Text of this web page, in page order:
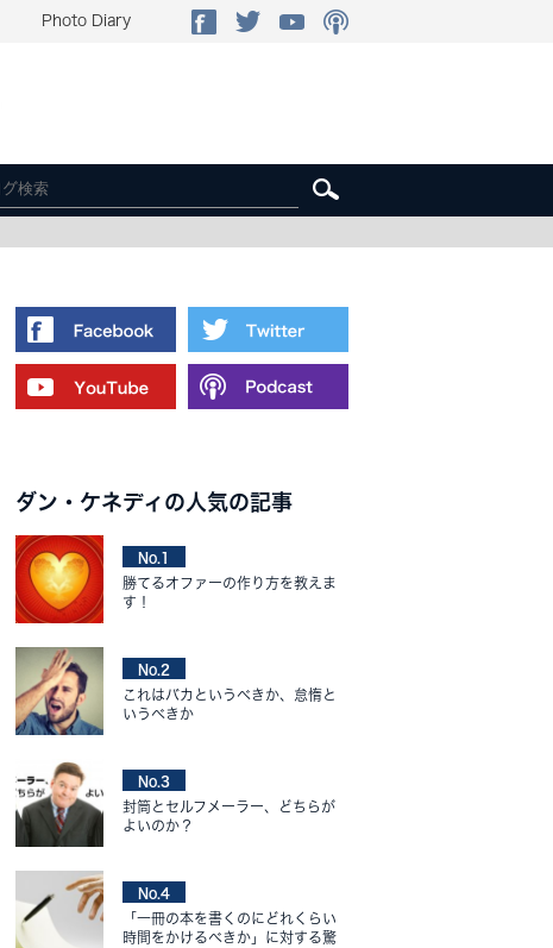
Photo Diary
ダン・ケネディの人気の記事
No.1
勝てるオファーの作り方を教えま
す！
No.2
これはバカというべきか、怠惰と
いうべきか
No.3
封筒とセルフメーラー、どちらが
よいのか？
No.4
「一冊の本を書くのにどれくらい
時間をかけるべきか」に対する驚